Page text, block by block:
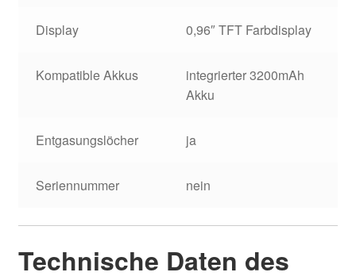
Display 0,96″ TFT Farbdisplay
Kompatible Akkus
integrierter 3200mAh
Akku
Entgasungslöcher ja
Seriennummer nein
Technische Daten des